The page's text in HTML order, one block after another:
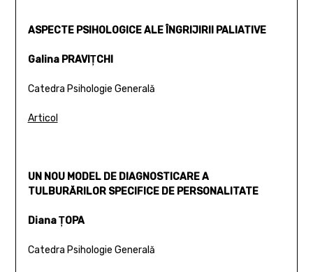
ASPECTE PSIHOLOGICE ALE ÎNGRIJIRII PALIATIVE
Galina PRAVIŢCHI
Catedra Psihologie Generală
Articol
UN NOU MODEL DE DIAGNOSTICARE A
TULBURĂRILOR SPECIFICE DE PERSONALITATE
Diana ŢOPA
Catedra Psihologie Generală